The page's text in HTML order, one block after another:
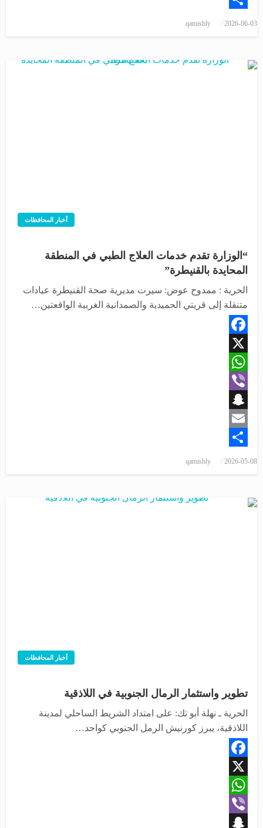
2026-06-03
qamishly
أخبار المحافظات
“الوزارة تقدم خدمات العلاج الطبي في المنطقة
المحايدة بالقنيطرة”
الحرية : ممدوح عوض: سيرت مديرية صحة القنيطرة عيادات
متنقلة إلى قريتي الحميدية والصمدانية الغربية الواقعتين…
Facebook
X
WhatsApp
Viber
Snapchat
Email
2026-05-08
qamishly
أخبار المحافظات
تطوير واستثمار الرمال الجنوبية في اللاذقية
الحرية ـ نهلة أبو تك: على امتداد الشريط الساحلي لمدينة
اللاذقية، يبرز كورنيش الرمل الجنوبي كواحد…
Facebook
X
WhatsApp
Viber